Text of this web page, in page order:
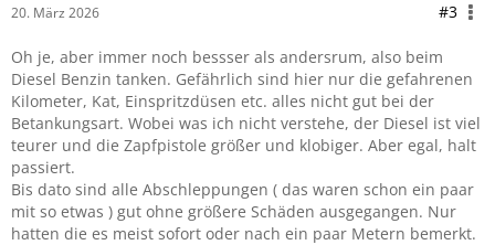
20. März 2026 #3
Oh je, aber immer noch bessser als andersrum, also beim
Diesel Benzin tanken. Gefährlich sind hier nur die gefahrenen
Kilometer, Kat, Einspritzdüsen etc. alles nicht gut bei der
Betankungsart. Wobei was ich nicht verstehe, der Diesel ist viel
teurer und die Zapfpistole größer und klobiger. Aber egal, halt
passiert.
Bis dato sind alle Abschleppungen ( das waren schon ein paar
mit so etwas ) gut ohne größere Schäden ausgegangen. Nur
hatten die es meist sofort oder nach ein paar Metern bemerkt.